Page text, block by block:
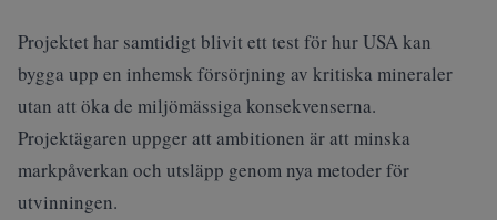
Projektet har samtidigt blivit ett test för hur USA kan
bygga upp en inhemsk försörjning av kritiska mineraler
utan att öka de miljömässiga konsekvenserna.
Projektägaren uppger att ambitionen är att minska
markpåverkan och utsläpp genom nya metoder för
utvinningen.